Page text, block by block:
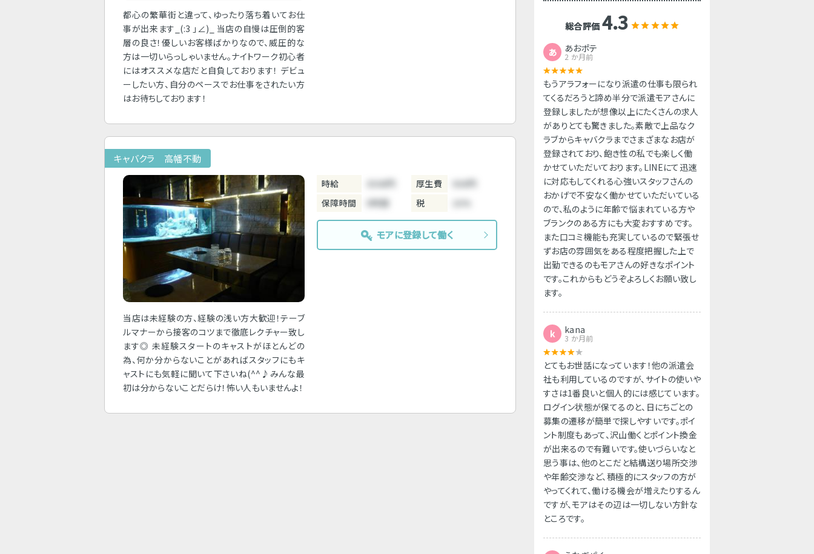
都心の繁華街と違って、ゆったり落ち着いてお仕
事が出来ます_(:3 」∠)_ 当店の自慢は圧倒的客
層の良さ！優しいお客様ばかりなので、威圧的な
方は一切いらっしゃいません。ナイトワーク初心者
にはオススメな店だと自負しております！ デビュ
ーしたい方、自分のペースでお仕事をされたい方
はお待ちしております！
キャバクラ 高幡不動
当店は未経験の方、経験の浅い方大歓迎！テーブ
ルマナーから接客のコツまで徹底レクチャー致し
ます◎ 未経験スタートのキャストがほとんどの
為、何か分からないことがあればスタッフにもキ
ャストにも気軽に聞いて下さいね(^^♪みんな最
初は分からないことだらけ！怖い人もいませんよ！
時給 3500円 厚生費
保障時間
5時間 税
モアに登録して働く
総合評価4.3
あ あおポテ
2 か月前
もうアラフォーになり派遣の仕事も限られ
てくるだろうと諦め半分で派遣モアさんに
登録しましたが想像以上にたくさんの求人
がありとても驚きました。素敵で上品なク
ラブからキャバクラまでさまざまなお店が
登録されており、飽き性の私でも楽しく働
かせていただいております。LINEにて迅速
に対応もしてくれる心強いスタッフさんの
おかげで不安なく働かせていただいている
ので、私のように年齢で悩まれている方や
ブランクのある方にも大変おすすめです。
また口コミ機能も充実しているので緊張せ
ずお店の雰囲気をある程度把握した上で
出勤できるのもモアさんの好きなポイント
です。これからもどうぞよろしくお願い致し
ます。
k kana
3 か月前
とてもお世話になっています！他の派遣会
社も利用しているのですが、サイトの使いや
すさは1番良いと個人的には感じています。
ログイン状態が保てるのと、日にちごとの
募集の遷移が簡単で探しやすいです。ポイ
ント制度もあって、沢山働くとポイント換金
が出来るので有難いです。使いづらいなと
思う事は、他のとこだと結構送り場所交渉
や年齢交渉など、積極的にスタッフの方が
やってくれて、働ける機会が増えたりするん
ですが、モアはその辺は一切しない方針な
ところです。